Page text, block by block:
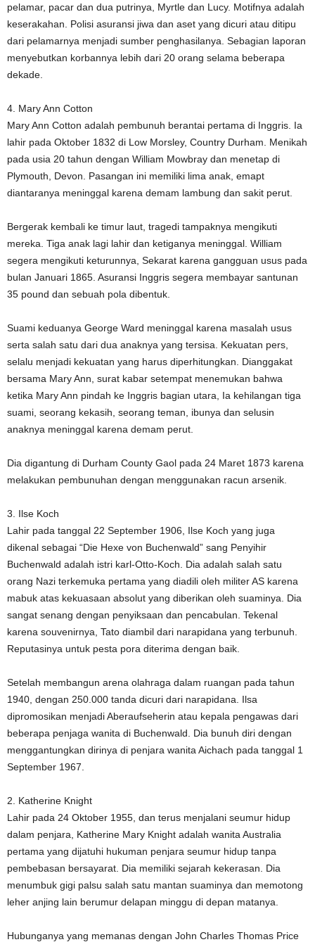
pelamar, pacar dan dua putrinya, Myrtle dan Lucy. Motifnya adalah
keserakahan. Polisi asuransi jiwa dan aset yang dicuri atau ditipu
dari pelamarnya menjadi sumber penghasilanya. Sebagian laporan
menyebutkan korbannya lebih dari 20 orang selama beberapa
dekade.
4. Mary Ann Cotton
Mary Ann Cotton adalah pembunuh berantai pertama di Inggris. Ia
lahir pada Oktober 1832 di Low Morsley, Country Durham. Menikah
pada usia 20 tahun dengan William Mowbray dan menetap di
Plymouth, Devon. Pasangan ini memiliki lima anak, emapt
diantaranya meninggal karena demam lambung dan sakit perut.
Bergerak kembali ke timur laut, tragedi tampaknya mengikuti
mereka. Tiga anak lagi lahir dan ketiganya meninggal. William
segera mengikuti keturunnya, Sekarat karena gangguan usus pada
bulan Januari 1865. Asuransi Inggris segera membayar santunan
35 pound dan sebuah pola dibentuk.
Suami keduanya George Ward meninggal karena masalah usus
serta salah satu dari dua anaknya yang tersisa. Kekuatan pers,
selalu menjadi kekuatan yang harus diperhitungkan. Dianggakat
bersama Mary Ann, surat kabar setempat menemukan bahwa
ketika Mary Ann pindah ke Inggris bagian utara, Ia kehilangan tiga
suami, seorang kekasih, seorang teman, ibunya dan selusin
anaknya meninggal karena demam perut.
Dia digantung di Durham County Gaol pada 24 Maret 1873 karena
melakukan pembunuhan dengan menggunakan racun arsenik.
3. Ilse Koch
Lahir pada tanggal 22 September 1906, Ilse Koch yang juga
dikenal sebagai “Die Hexe von Buchenwald” sang Penyihir
Buchenwald adalah istri karl-Otto-Koch. Dia adalah salah satu
orang Nazi terkemuka pertama yang diadili oleh militer AS karena
mabuk atas kekuasaan absolut yang diberikan oleh suaminya. Dia
sangat senang dengan penyiksaan dan pencabulan. Tekenal
karena souvenirnya, Tato diambil dari narapidana yang terbunuh.
Reputasinya untuk pesta pora diterima dengan baik.
Setelah membangun arena olahraga dalam ruangan pada tahun
1940, dengan 250.000 tanda dicuri dari narapidana. Ilsa
dipromosikan menjadi Aberaufseherin atau kepala pengawas dari
beberapa penjaga wanita di Buchenwald. Dia bunuh diri dengan
menggantungkan dirinya di penjara wanita Aichach pada tanggal 1
September 1967.
2. Katherine Knight
Lahir pada 24 Oktober 1955, dan terus menjalani seumur hidup
dalam penjara, Katherine Mary Knight adalah wanita Australia
pertama yang dijatuhi hukuman penjara seumur hidup tanpa
pembebasan bersayarat. Dia memiliki sejarah kekerasan. Dia
menumbuk gigi palsu salah satu mantan suaminya dan memotong
leher anjing lain berumur delapan minggu di depan matanya.
Hubunganya yang memanas dengan John Charles Thomas Price